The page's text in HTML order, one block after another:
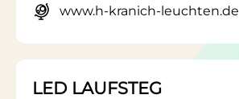
www.h-kranich-leuchten.de
LED LAUFSTEG